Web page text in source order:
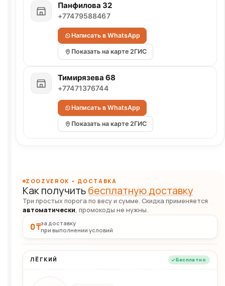
Панфилова 32
+77479588467
Написать в WhatsApp
Показать на карте 2ГИС
Тимирязева 68
+77471376744
Написать в WhatsApp
Показать на карте 2ГИС
ZOOZVEROK • ДОСТАВКА
Как получитьбесплатную доставку
Три простых порога по весу и сумме. Скидка применяется
автоматически, промокоды не нужны.
0 ₸за доставку
при выполнении условий
ЛЁГКИЙ Бесплатно